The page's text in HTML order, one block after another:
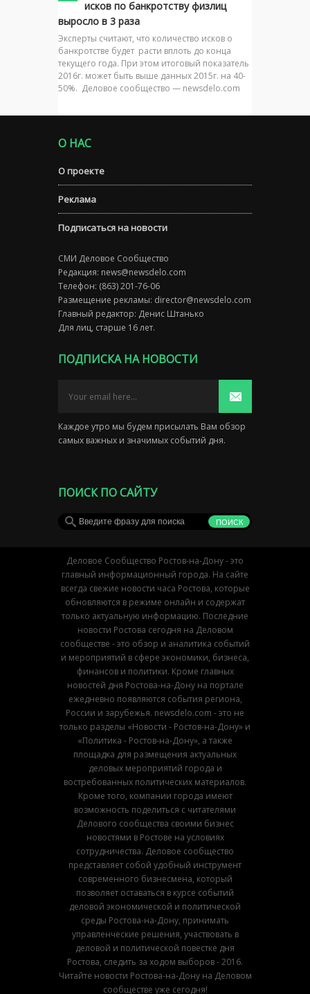
исков по банкротству физлиц
выросло в 3 раза
Эксперты считают, что количество исков о
банкротстве будет расти вплоть до конца
текущего года. При этом итоговый показатель
2016г. может быть выше данных 2015г. на 40-
50%. Деловое сообщество — newsdelo.com
О НАС
О проекте
Реклама
Подписаться на новости
СМИ Деловое Сообщество
Редакция: news@newsdelo.com
Телефон: (863) 201-76-06
Размещение рекламы: director@newsdelo.com
Главный редактор: Денис Штанько
Для лиц, старше 16 лет.
ПОДПИСКА НА НОВОСТИ
Каждое утро мы будем присылать Вам обзор
самых важных и значимых событий дня.
ПОИСК ПО САЙТУ
Деловое Сообщество Ростов-на-Дону - это
главный информационный города. На сайте
всегда свежие новости часа Ростова, которые
обновляются в режиме онлайн и содержат
только актуальную информацию. Последние
новости Ростова сегодня на Деловом
сообществе - это обзор и аналитика событий
и мероприятий в сфере экономики, бизнеса,
финансов и политики. Кроме главных
новостей дня Ростова-на-Дону на портале
ежедневно появляются события региона,
России и зарубежья. newsdelo.com - это не
только разделы «Новости - Ростов-на-Дону» и
«Политика - Ростов-на-Дону», а также
площадка для размещения актуальных
деловых мероприятий города и
востребованных политических материалов.
Кроме того, компании города имеют
возможность поделиться с читателями
Делового сообщества своими бизнес
новостями в Ростове на условиях
сотрудничества. Деловое сообщество
представляет собой удобный инструмент
современного бизнесмена, который
позволяет оставаться в курсе событий
деловой экономической и политической
среды Ростова-на-Дону, принимать
управленческие решения, участвовать в
деловой и политической повестке дня
Ростова, следить за ходом выборов - 2016.
Читайте новости Ростова-на-Дону на Деловом
сообществе уже сегодня!